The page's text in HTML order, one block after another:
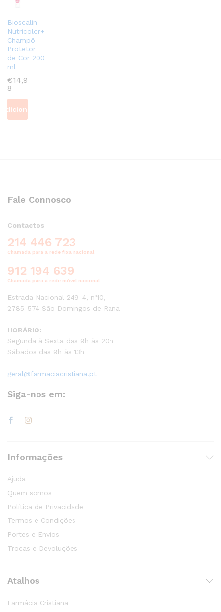
Bioscalin
Nutricolor+
Champô
Protetor
de Cor 200
ml
€14,9
8
Adicionar
Fale Connosco
Contactos
214 446 723
Chamada para a rede fixa nacional
912 194 639
Chamada para a rede móvel nacional
Estrada Nacional 249-4, nº10,
2785-574 São Domingos de Rana
HORÁRIO:
Segunda à Sexta das 9h às 20h
Sábados das 9h às 13h
geral@farmaciacristiana.pt
Siga-nos em:
Informações
Ajuda
Quem somos
Política de Privacidade
Termos e Condições
Portes e Envios
Trocas e Devoluções
Atalhos
Farmácia Cristiana